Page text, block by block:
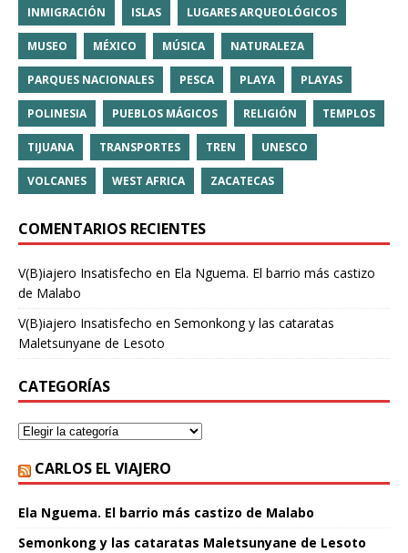
INMIGRACIÓN ISLAS LUGARES ARQUEOLÓGICOS
MUSEO MÉXICO MÚSICA NATURALEZA
PARQUES NACIONALES PESCA PLAYA PLAYAS
POLINESIA PUEBLOS MÁGICOS RELIGIÓN TEMPLOS
TIJUANA TRANSPORTES TREN UNESCO
VOLCANES WEST AFRICA ZACATECAS
COMENTARIOS RECIENTES
V(B)iajero Insatisfecho en Ela Nguema. El barrio más castizo
de Malabo
V(B)iajero Insatisfecho en Semonkong y las cataratas
Maletsunyane de Lesoto
CATEGORÍAS
CARLOS EL VIAJERO
Ela Nguema. El barrio más castizo de Malabo
Semonkong y las cataratas Maletsunyane de Lesoto